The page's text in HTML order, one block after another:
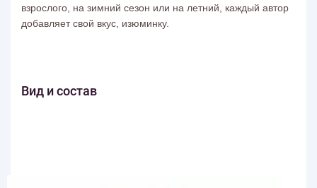
взрослого, на зимний сезон или на летний, каждый автор
добавляет свой вкус, изюминку.
Вид и состав